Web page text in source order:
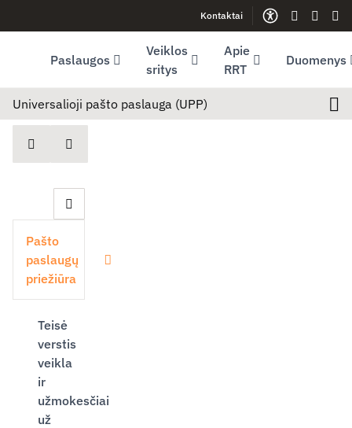
Youtube (opens in new window)Kontaktai
Gestų
Paslaugos
Veiklos
sritys
Apie
RRT
Duomenys
Veiklos sritys Paštas Pašto paslaugų priežiūra
spausdintiDalintis
Universalioji pašto paslauga (UPP)
Uždaryti šoninę navigaciją
Pašto
paslaugų
priežiūra
Teisė
verstis
veikla
ir
užmokesčiai
už